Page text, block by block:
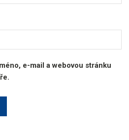
e-mail a webovou stránku